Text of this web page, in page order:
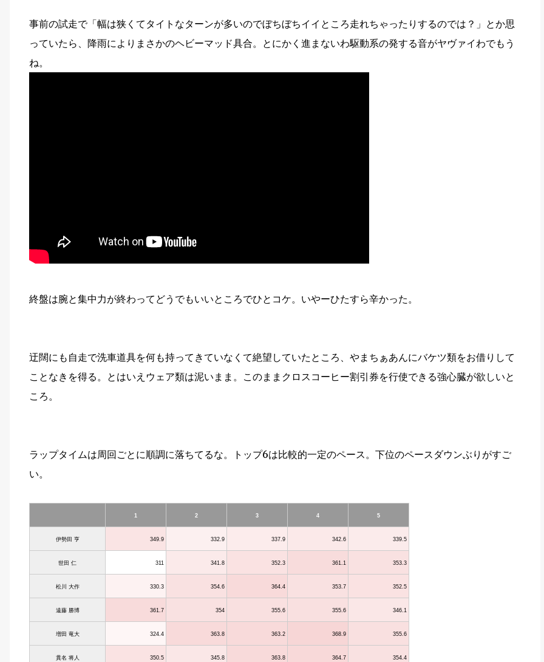
事前の試走で「幅は狭くてタイトなターンが多いのでぼちぼちイイところ走れちゃったりするのでは？」とか思
っていたら、降雨によりまさかのヘビーマッド具合。とにかく進まないわ駆動系の発する音がヤヴァイわでもう
ね。
終盤は腕と集中力が終わってどうでもいいところでひとコケ。いやーひたすら辛かった。
迂闊にも自走で洗車道具を何も持ってきていなくて絶望していたところ、やまちぁあんにバケツ類をお借りして
ことなきを得る。とはいえウェア類は泥いまま。このままクロスコーヒー割引券を行使できる強心臓が欲しいと
ころ。
ラップタイムは周回ごとに順調に落ちてるな。トップ6は比較的一定のペース。下位のペースダウンぶりがすご
い。
1 2 3 4 5
伊勢田 亨 349.9 332.9 337.9 342.6 339.5
世田 仁 311 341.8 352.3 361.1 353.3
松川 大作 330.3 354.6 364.4 353.7 352.5
遠藤 勝博 361.7 354 355.6 355.6 346.1
増田 竜大 324.4 363.8 363.2 368.9 355.6
貫名 将人 350.5 345.8 363.8 364.7 354.4